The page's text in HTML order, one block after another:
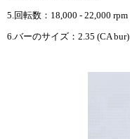
5.回転数：18,000 - 22,000 rpm
6.バーのサイズ：2.35 (CA bur)